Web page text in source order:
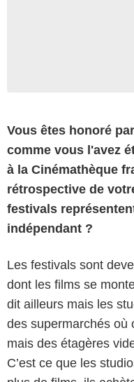
Vous êtes honoré
comme vous l'avez
à la Cinémathèque
rétrospective de
festivals
indépendant ?
Les festivals sont
dont les films se
dit ailleurs mais les
des supermarchés où
mais des étagères
C’est ce que les